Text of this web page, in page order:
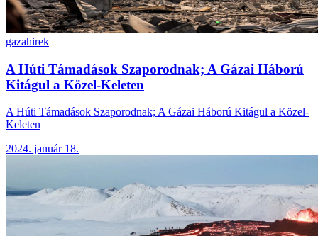
gazahirek
A Húti Támadások Szaporodnak; A Gázai Háború
Kitágul a Közel-Keleten
A Húti Támadások Szaporodnak; A Gázai Háború Kitágul a Közel-
Keleten
2024. január 18.